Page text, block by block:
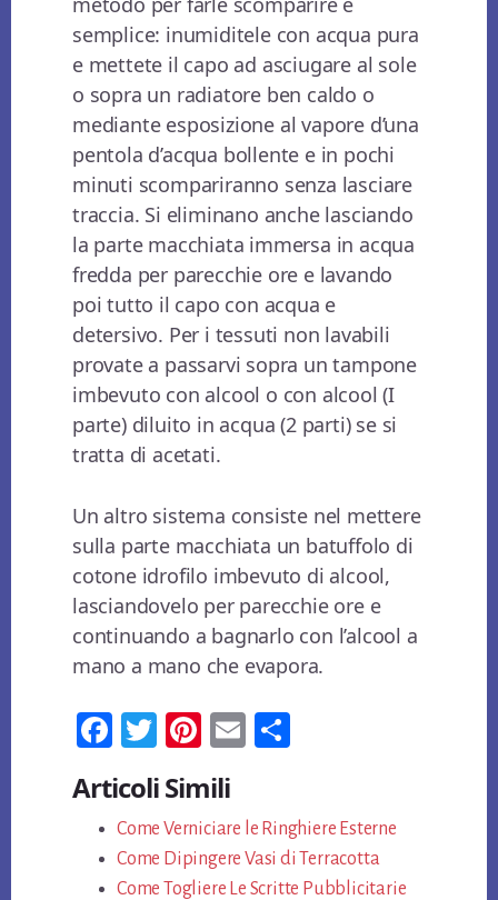
semplice: inumiditele con acqua pura
e mettete il capo ad asciugare al sole
o sopra un radiatore ben caldo o
mediante esposizione al vapore d’una
pentola d’acqua bollente e in pochi
minuti scompariranno senza lasciare
traccia. Si eliminano anche lasciando
la parte macchiata immersa in acqua
fredda per parecchie ore e lavando
poi tutto il capo con acqua e
detersivo. Per i tessuti non lavabili
provate a passarvi sopra un tampone
imbevuto con alcool o con alcool (I
parte) diluito in acqua (2 parti) se si
tratta di acetati.
Un altro sistema consiste nel mettere
sulla parte macchiata un batuffolo di
cotone idrofilo imbevuto di alcool,
lasciandovelo per parecchie ore e
continuando a bagnarlo con l’alcool a
mano a mano che evapora.
Fa
bo
ok
T
tt
er
Pi
er
es
t
E
vi
di
Articoli Simili
Come Verniciare le Ringhiere Esterne
Come Dipingere Vasi di Terracotta
Come Togliere Le Scritte Pubblicitarie